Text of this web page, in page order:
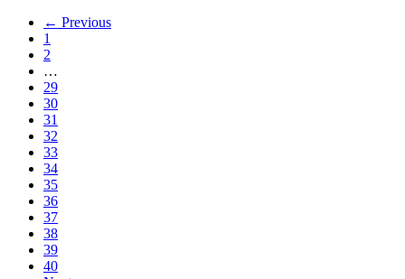
← Previous
1
2
…
29
30
31
32
33
34
35
36
37
38
39
40